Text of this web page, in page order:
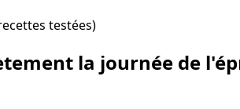
testées)
la journée de